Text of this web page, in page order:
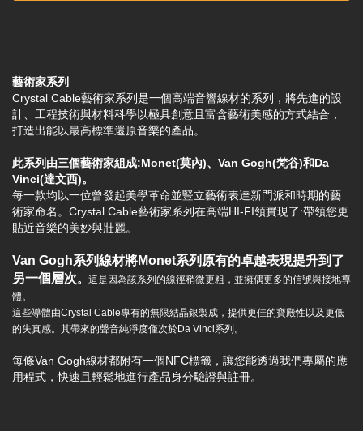
藝術家系列
Crystal Cable藝術家系列是一個高端音響線材的系列，將先進的設
計、工程技術與材料科學以極具創意且富含藝術美感的方式結合，
打造出能以最高標準還原音樂的產品。
此系列由三個藝術家組成:Monet(莫內)、Van Gogh(梵谷)和Da
Vinci(達文西)。
每一款均以一位曾發起美學革命並豎立藝術表達新門派和時期的藝
術家命名。Crystal Cable藝術家系列在高端HI-FI領實現了:帶領您更
貼近音樂的美妙與壯麗。
Van Gogh系列線材將Monet系列原有的卓越表現提升到了
另一個層次。 這是因為該系列的線徑稍微更粗，並擁偶更多的信號與接地導
體。
這些導體由Crystal Cable專有的無限結晶銀製成，提供更佳的寶殿性以及更低
的失真感。其帶來的聲音純淨度僅次於Da Vinci系列。
每條Van Gogh線材都附有一個NFC標籤，讓您能透過我們專屬的應
用程式，快速且輕鬆地進行產品身分驗證與註冊。